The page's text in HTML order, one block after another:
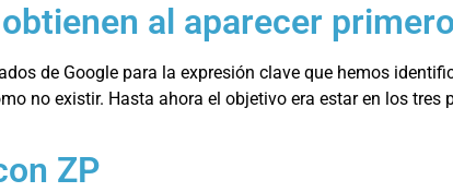
al aparecer
de Google para la expresión clave que hemos
no existir. Hasta ahora el objetivo era estar en los
ZP